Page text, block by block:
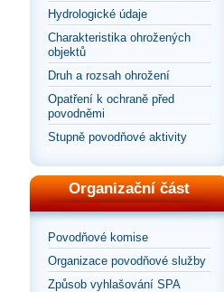
Hydrologické údaje
Charakteristika ohrožených
objektů
Druh a rozsah ohrožení
Opatření k ochraně před
povodněmi
Stupně povodňové aktivity
Organizační část
Povodňové komise
Organizace povodňové služby
Způsob vyhlašování SPA